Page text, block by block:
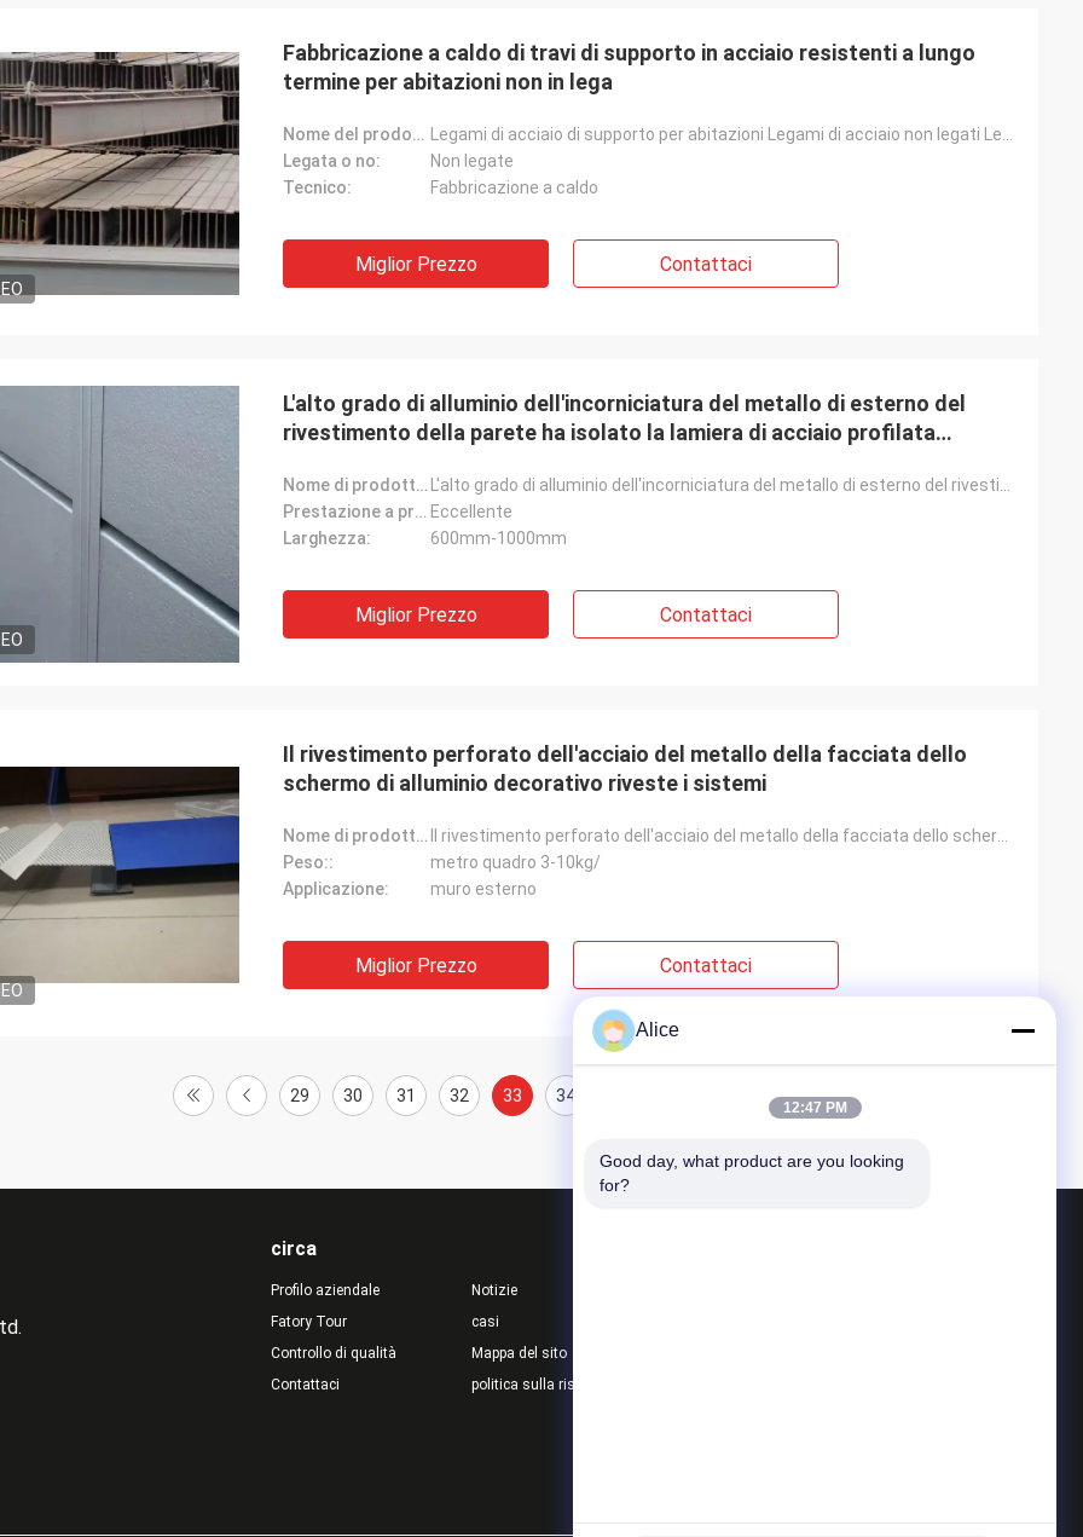
Fabbricazione a caldo di travi di supporto in acciaio resistenti a lungo
termine per abitazioni non in lega
Nome del prodotto:
Legata o no:
Non legate
Tecnico:
Fabbricazione a caldo
Miglior Prezzo Contattaci
L'alto grado di alluminio dell'incorniciatura del metallo di esterno del
rivestimento della parete ha isolato la lamiera di acciaio profilata
Nome di prodotto:
Prestazione a prova di fuoco: Eccellente
Larghezza:
600mm-1000mm
Miglior Prezzo Contattaci
Il rivestimento perforato dell'acciaio del metallo della facciata dello
schermo di alluminio decorativo riveste i sistemi
Nome di prodotto:
Peso::
metro quadro 3-10kg/
Applicazione:
muro esterno
Miglior Prezzo Contattaci
29 30 31 32 33 34
circa
Profilo aziendale
Fatory Tour
Controllo di qualità
Contattaci
Notizie
casi
Mappa del sito
politica sulla riservatezza
Alice
12:47 PM
Good day, what product are you looking
for?